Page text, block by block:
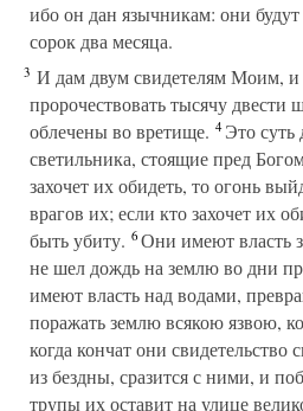
ибо он дан язычникам: они
сорок два месяца.
3 И дам двум свидетелям Моим, и
пророчествовать тысячу двести
облечены во вретище. 4Это суть
светильника, стоящие пред
захочет их обидеть, то огонь
врагов их; если кто захочет их
быть убиту. 6Они имеют власть
не шел дождь на землю во дни
имеют власть над водами,
поражать землю всякою язвою,
когда кончат они свидетельство
из бездны, сразится с ними, и
трупы их оставит на улице